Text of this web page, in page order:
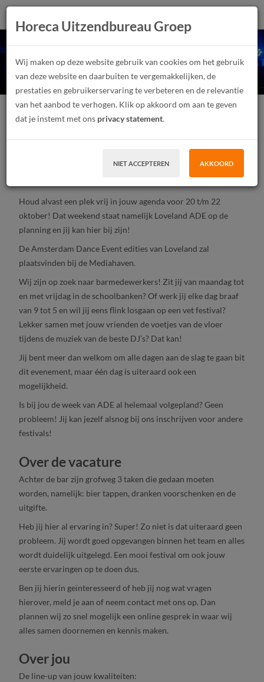
Werken bij Loveland ADE
2022!
Festivalmedewerker Junior
Parttime
Houd alvast een plek vrij in jouw agenda voor 20 t/m 22
oktober! Dat weekend staat namelijk Loveland ADE op de
planning en jij kan hier bij zijn!
De Amsterdam Dance Event edities van Loveland zal
plaatsvinden bij de Mediahaven.
Wij zijn op zoek naar barmedewerkers! Zit jij van maandag tot
en met vrijdag in de schoolbanken? Of werk jij elke dag braaf
van 9 tot 5 en wil jij eens flink losgaan op een vet festival?
Lekker samen met jouw vrienden de voetjes van de vloer
tijdens de muziek van de beste DJ’s? Dat kan!
Jij bent meer dan welkom om alle dagen aan de slag te gaan bit
dit evenement, maar één dag is uiteraard ook een
mogelijkheid.
Is bij jou de week van ADE al helemaal volgepland? Geen
probleem! Jij kan jezelf alsnog bij ons inschrijven voor andere
festivals!
Over de vacature
Achter de bar zijn grofweg 3 taken die gedaan moeten
worden, namelijk: bier tappen, dranken voorschenken en de
uitgifte.
Heb jij hier al ervaring in? Super! Zo niet is dat uiteraard geen
probleem. Jij wordt goed opgevangen binnen het team en alles
wordt duidelijk uitgelegd. Een mooi festival om ook jouw
eerste ervaringen op te doen dus.
Ben jij hierin geïnteresseerd of heb jij nog wat vragen
hierover, meld je aan of neem contact met ons op. Dan
plannen wij zo snel mogelijk een online gesprek in waar wij
alles samen doornemen en kennis maken.
Over jou
De line-up van jouw kwaliteiten:
Horeca Uitzendbureau Groep
Wij maken op deze website gebruik van cookies om het gebruik
van deze website en daarbuiten te vergemakkelijken, de
prestaties en gebruikerservaring te verbeteren en de relevantie
van het aanbod te verhogen. Klik op akkoord om aan te geven
dat je instemt met ons privacy statement.
NIET ACCEPTEREN AKKOORD